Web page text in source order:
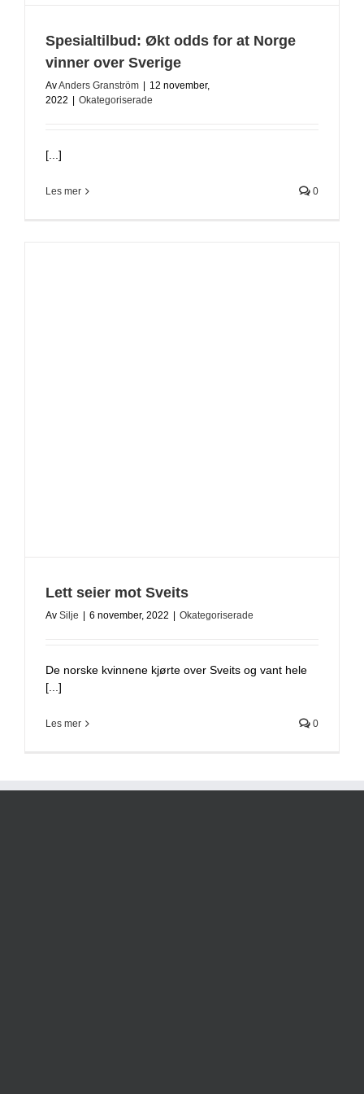
Spesialtilbud: Økt odds for at Norge
vinner over Sverige
AvAnders Granström
12 november,
2022
Okategoriserade
[...]
Les mer 0
Lett seier mot Sveits
Av Silje 6 november, 2022 Okategoriserade
De norske kvinnene kjørte over Sveits og vant hele
[...]
Les mer 0